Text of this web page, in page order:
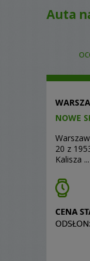
Auta
NOWE
20 z
Kalisza ...